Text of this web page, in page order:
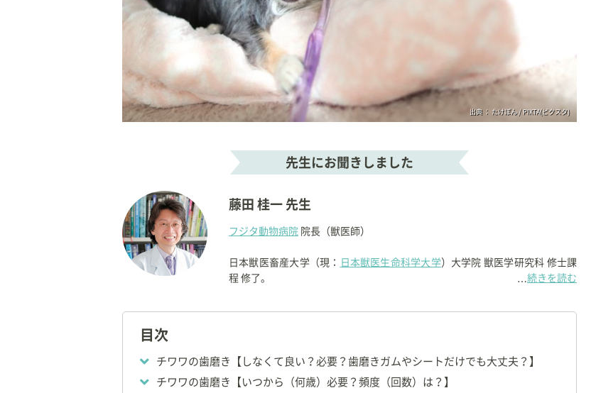
出典 ： たけぽん / PIXTA(ピクスタ)
先生にお聞きしました
藤田 桂一 先生
フジタ動物病院 院長（獣医師）
日本獣医畜産大学（現： 日本獣医生命科学大学 ）大学院 獣医学研究科 修士課
程 修了。
1988年に埼玉県上尾市でフジタ動物病院を開院する。
スタッフとともに活躍している。
【資格】
…続きを読む
目次
チワワの歯磨き【しなくて良い？必要？歯磨きガムやシートだけでも大丈夫？】
チワワの歯磨き【いつから（何歳）必要？頻度（回数）は？】